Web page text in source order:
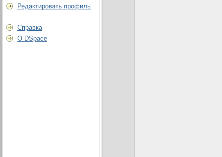
Редактировать профиль
Справка
О DSpace